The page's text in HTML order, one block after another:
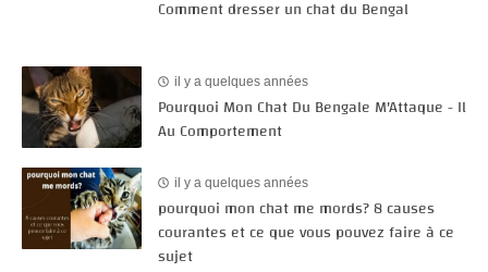
Comment dresser un chat du Bengal
il y a quelques années
Pourquoi Mon Chat Du Bengale M'Attaque - Il
Au Comportement
il y a quelques années
pourquoi mon chat me mords? 8 causes
courantes et ce que vous pouvez faire à ce
sujet